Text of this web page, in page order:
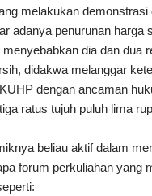
melakukan demonstrasi
adanya penurunan harga
dia dan dua
didakwa melanggar
dengan ancaman
ratus tujuh puluh lima
beliau aktif dalam
forum perkuliahan yang